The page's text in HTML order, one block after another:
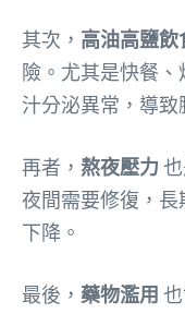
其次， 高油高鹽飲
險。尤其是快餐
汁分泌異常，導致
再者， 熬夜壓力
夜間需要修復，
下降。
最後， 藥物濫用